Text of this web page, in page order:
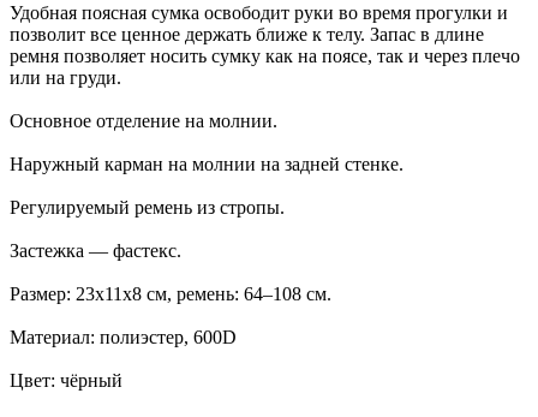
Удобная поясная сумка освободит руки во время прогулки и
позволит все ценное держать ближе к телу. Запас в длине
ремня позволяет носить сумку как на поясе, так и через плечо
или на груди.
Основное отделение на молнии.
Наружный карман на молнии на задней стенке.
Регулируемый ремень из стропы.
Застежка — фастекс.
Размер: 23x11x8 см, ремень: 64–108 см.
Материал: полиэстер, 600D
Цвет: чёрный